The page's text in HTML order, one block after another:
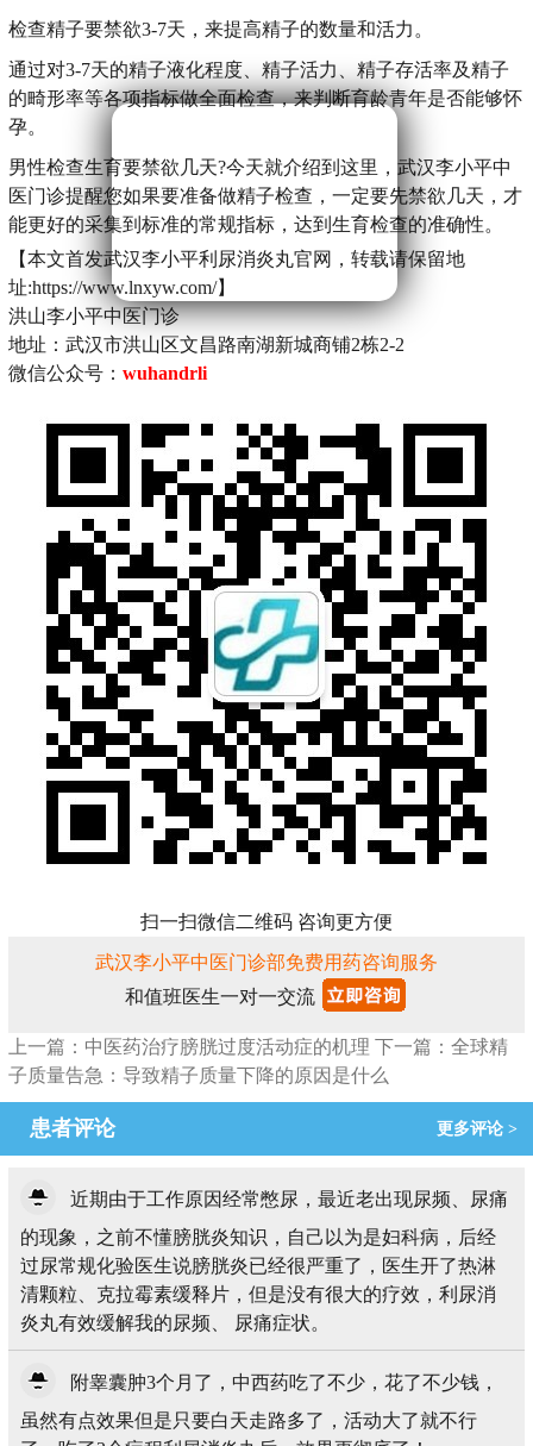
检查精子要禁欲3-7天，来提高精子的数量和活力。
通过对3-7天的精子液化程度、精子活力、精子存活率及精子
的畸形率等各项指标做全面检查，来判断育龄青年是否能够怀
孕。
男性检查生育要禁欲几天?今天就介绍到这里，武汉李小平中
医门诊提醒您如果要准备做精子检查，一定要先禁欲几天，才
能更好的采集到标准的常规指标，达到生育检查的准确性。
【本文首发武汉李小平利尿消炎丸官网，转载请保留地
址:https://www.lnxyw.com/】
洪山李小平中医门诊
地址：武汉市洪山区文昌路南湖新城商铺2栋2-2
微信公众号： wuhandrli
扫一扫微信二维码 咨询更方便
武汉李小平中医门诊部免费用药咨询服务
和值班医生一对一交流
上一篇：中医药治疗膀胱过度活动症的机理 下一篇：全球精
子质量告急：导致精子质量下降的原因是什么
患者评论 更多评论 >
近期由于工作原因经常憋尿，最近老出现尿频、尿痛
的现象，之前不懂膀胱炎知识，自己以为是妇科病，后经
过尿常规化验医生说膀胱炎已经很严重了，医生开了热淋
清颗粒、克拉霉素缓释片，但是没有很大的疗效，利尿消
炎丸有效缓解我的尿频、 尿痛症状。
附睾囊肿3个月了，中西药吃了不少，花了不少钱，
虽然有点效果但是只要白天走路多了，活动大了就不行